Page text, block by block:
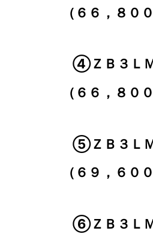
（６６，８０
④ＺＢ３Ｌ
（６６，８０
⑤ＺＢ３Ｌ
（６９，６０
⑥ＺＢ３Ｌ